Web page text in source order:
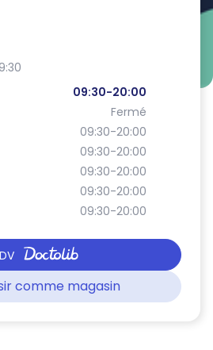
09:30-20:00
Fermé
09:30-20:00
09:30-20:00
09:30-20:00
09:30-20:00
09:30-20:00
comme magasin